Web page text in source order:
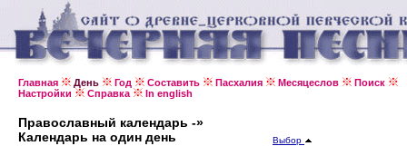
Главная День Год Составить Пасхалия Месяцеслов
Поиск
Настройки
Справка In english
Православный календарь -»
Календарь на один день
Выбор